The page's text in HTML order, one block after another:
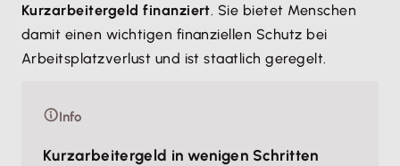
Kurzarbeitergeld finanziert. Sie bietet Menschen
damit einen wichtigen finanziellen Schutz bei
Arbeitsplatzverlust und ist staatlich geregelt.
Info
Kurzarbeitergeld in wenigen Schritten